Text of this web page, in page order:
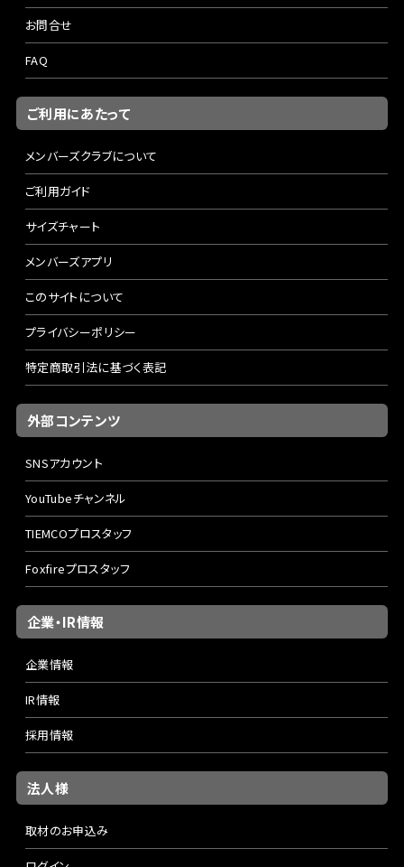
お問合せ
FAQ
ご利用にあたって
メンバーズクラブについて
ご利用ガイド
サイズチャート
メンバーズアプリ
このサイトについて
プライバシーポリシー
特定商取引法に基づく表記
外部コンテンツ
SNSアカウント
YouTubeチャンネル
TIEMCOプロスタッフ
Foxfireプロスタッフ
企業・IR情報
企業情報
IR情報
採用情報
法人様
取材のお申込み